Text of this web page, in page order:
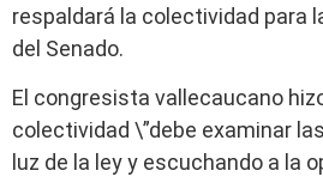
respaldará la colectividad para
del Senado.
El congresista vallecaucano
colectividad \”debe examinar
luz de la ley y escuchando a la